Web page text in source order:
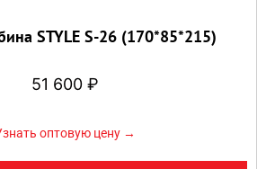
STYLE S-26 (170*85*215)
51 600 ₽
оптовую цену →